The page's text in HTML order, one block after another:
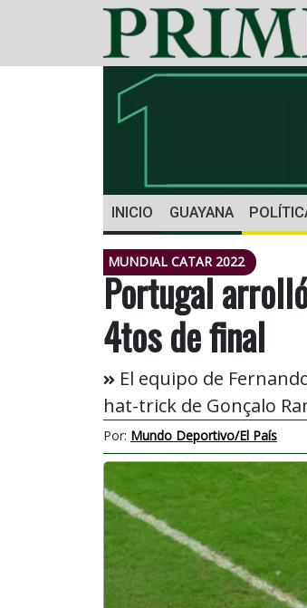
INICIO GUAYANA
MUNDIAL CATAR 2022
Portugal
4tos de final
El equipo de
hat-trick de Gonçalo
Por: Mundo Deportivo/El País